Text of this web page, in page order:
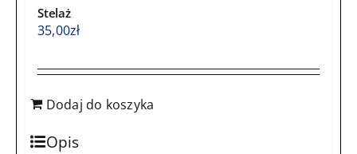
Stelaż
35,00zł
Dodaj do koszyka
Opis